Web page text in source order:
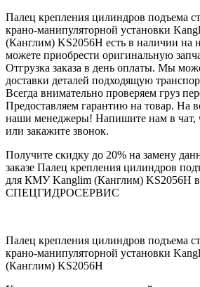
Палец крепления цилиндров подъема
крано-манипуляторной установки
(Канглим) KS2056H есть в наличии на
можете приобрести оригинальную
Отгрузка заказа в день оплаты. Мы
доставки деталей подходящую
Всегда внимательно проверяем груз
Предоставляем гарантию на товар. На
наши менеджеры! Напишите нам в чат,
или закажите звонок.
Получите скидку до 20% на замену
заказе Палец крепления цилиндров
для КМУ Kanglim (Канглим) KS2056H в
СПЕЦГИДРОСЕРВИС
Палец крепления цилиндров подъема
крано-манипуляторной установки
(Канглим) KS2056H